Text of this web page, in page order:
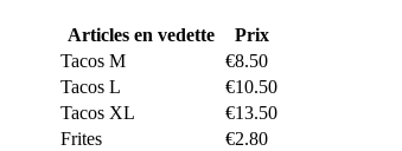
Articles en vedette
Prix
Tacos M
€8.50
Tacos L
€10.50
Tacos XL
€13.50
Frites
€2.80